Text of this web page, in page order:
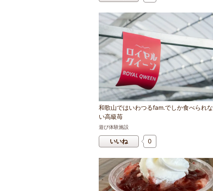
和歌山ではいわつるfam.でしか食べられな
い高級苺
遊び体験施設
いいね 0